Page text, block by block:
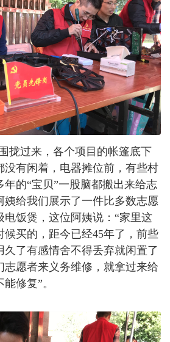
拢过来，各个项目的帐篷底下
没有闲着，电器摊位前，有些村
年的“宝贝”一股脑都搬出来给志
姨给我们展示了一件比多数志愿
电饭煲，这位阿姨说：“家里这
候买的，距今已经45年了，前些
久了有感情舍不得丢弃就闲置了
志愿者来义务维修，就拿过来给
修复”。